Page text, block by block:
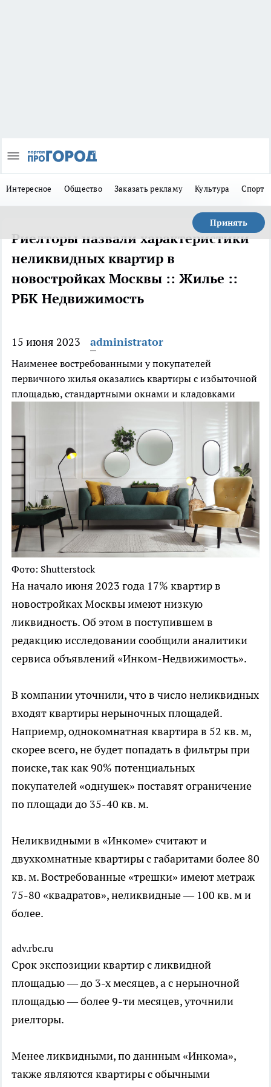
Интересное Общество Заказать рекламу Культура Спорт
Принять
Риелторы назвали характеристики
неликвидных квартир в
новостройках Москвы :: Жилье ::
РБК Недвижимость
15 июня 2023 administrator
Наименее востребованными у покупателей
первичного жилья оказались квартиры с избыточной
площадью, стандартными окнами и кладовками
Фото: Shutterstock
На начало июня 2023 года 17% квартир в
новостройках Москвы имеют низкую
ликвидность. Об этом в поступившем в
редакцию исследовании сообщили аналитики
сервиса объявлений «Инком-Недвижимость».
В компании уточнили, что в число неликвидных
входят квартиры нерыночных площадей.
Наприемр, однокомнатная квартира в 52 кв. м,
скорее всего, не будет попадать в фильтры при
поиске, так как 90% потенциальных
покупателей «однушек» поставят ограничение
по площади до 35-40 кв. м.
Неликвидными в «Инкоме» считают и
двухкомнатные квартиры с габаритами более 80
кв. м. Востребованные «трешки» имеют метраж
75-80 «квадратов», неликвидные — 100 кв. м и
более.
adv.rbc.ru
Срок экспозиции квартир с ликвидной
площадью — до 3-х месяцев, а с нерыночной
площадью — более 9-ти месяцев, уточнили
риелторы.
Менее ликвидными, по даннным «Инкома»,
также являются квартиры с обычными